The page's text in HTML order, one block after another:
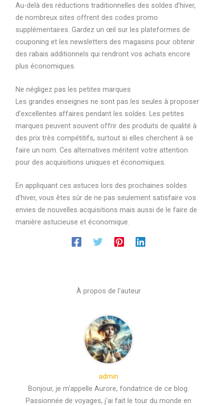
Au-delà des réductions traditionnelles des soldes d’hiver,
de nombreux sites offrent des codes promo
supplémentaires. Gardez un œil sur les plateformes de
couponing et les newsletters des magasins pour obtenir
des rabais additionnels qui rendront vos achats encore
plus économiques.
Ne négligez pas les petites marques
Les grandes enseignes ne sont pas les seules à proposer
d’excellentes affaires pendant les soldes. Les petites
marques peuvent souvent offrir des produits de qualité à
des prix très compétitifs, surtout si elles cherchent à se
faire un nom. Ces alternatives méritent votre attention
pour des acquisitions uniques et économiques.
En appliquant ces astuces lors des prochaines soldes
d’hiver, vous êtes sûr de ne pas seulement satisfaire vos
envies de nouvelles acquisitions mais aussi de le faire de
manière astucieuse et économique.
À propos de l'auteur
admin
Bonjour, je m'appelle Aurore, fondatrice de ce blog.
Passionnée de voyages, j'ai fait le tour du monde en